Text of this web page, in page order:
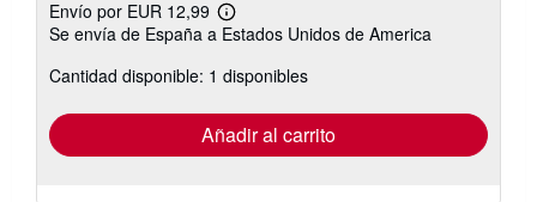
Envío por EUR 12,99
Más
información
las
tarifas
envío
Se envía de España a Estados Unidos de America
Cantidad disponible: 1 disponibles
Añadir al carrito